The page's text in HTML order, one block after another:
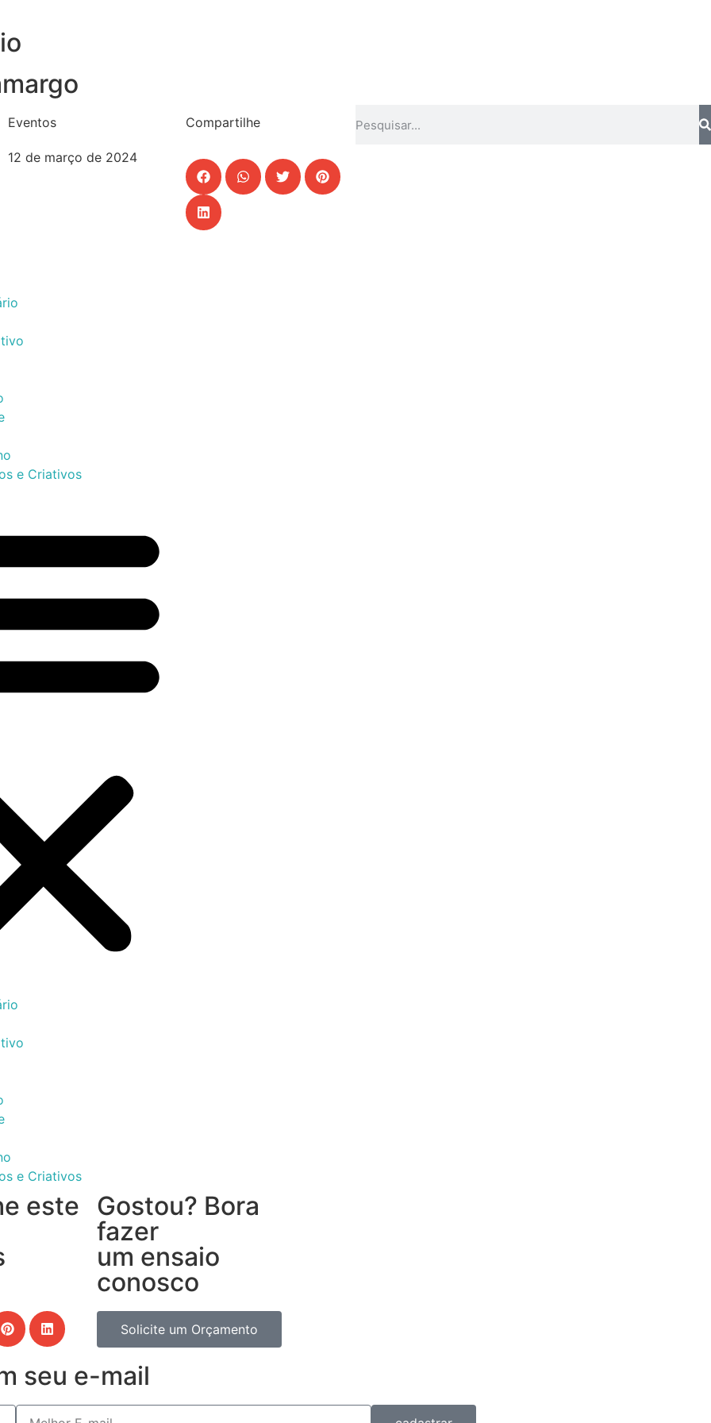
Eventos
12 de março de 2024
Compartilhe
e Criativos
e Criativos
este
Gostou? Bora
fazer
um ensaio
conosco
Solicite um Orçamento
seu e-mail